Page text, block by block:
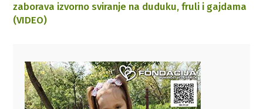
zaborava izvorno sviranje na duduku, fruli i gajdama
(VIDEO)